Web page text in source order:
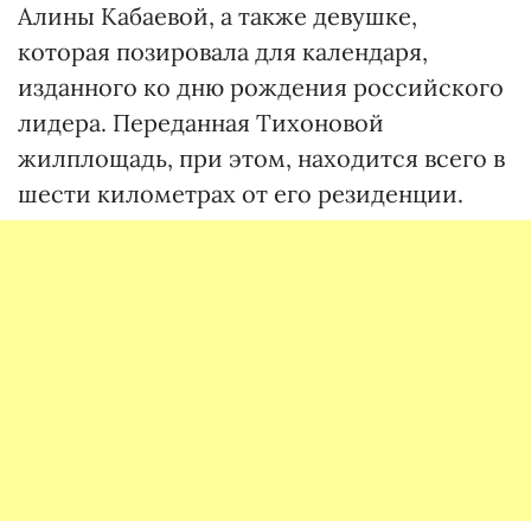
Алины Кабаевой, а также девушке,
которая позировала для календаря,
изданного ко дню рождения российского
лидера. Переданная Тихоновой
жилплощадь, при этом, находится всего в
шести километрах от его резиденции.